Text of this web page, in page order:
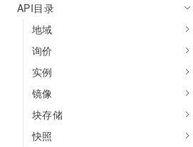
API目录
地域
询价
实例
镜像
块存储
快照
容器
网络与CDN
安全
中间件
大数据
安全
网络